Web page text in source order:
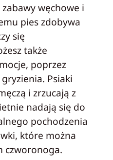
węchowe i
pies zdobywa
się
także
poprzez
Psiaki
i zrzucają z
nadają się do
pochodzenia
które można
czworonoga.